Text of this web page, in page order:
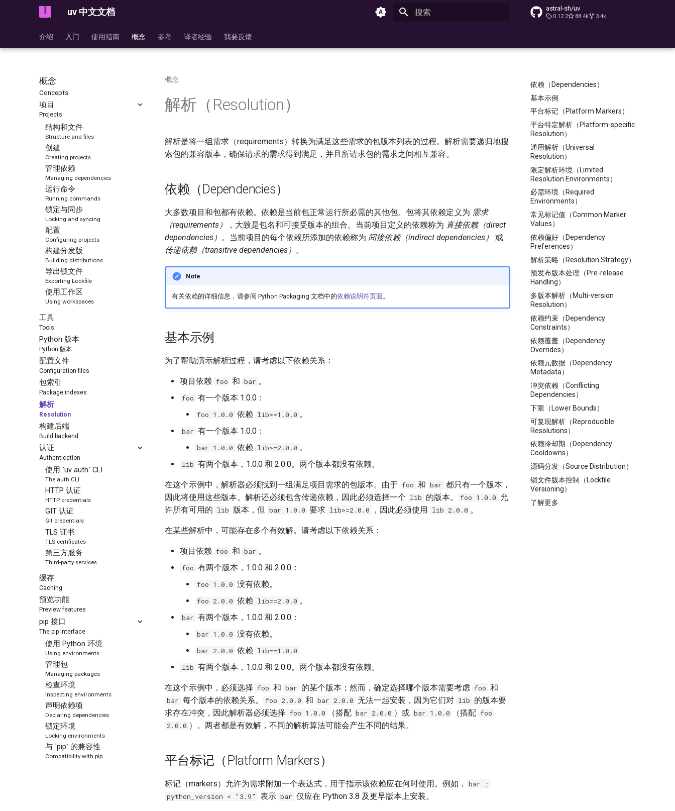
uv 中文文档 astral-sh/uv
0.12.2 88.4k 3.4k
介绍 入门 使用指南 概念 参考 译者经验 我要反馈
概念
Concepts
项目
Projects
结构和文件
Structure and files
创建
Creating projects
管理依赖
Managing dependencies
运行命令
Running commands
锁定与同步
Locking and syncing
配置
Configuring projects
构建分发版
Building distributions
导出锁文件
Exporting Lockfile
使用工作区
Using workspaces
工具
Tools
Python 版本
Python 版本
配置文件
Configuration files
包索引
Package indexes
解析
Resolution
构建后端
Build backend
认证
Authentication
使用 `uv auth` CLI
The auth CLI
HTTP 认证
HTTP credentials
GIT 认证
Git credentials
TLS 证书
TLS certificates
第三方服务
Third-party services
缓存
Caching
预览功能
Preview features
pip 接口
The pip interface
使用 Python 环境
Using environments
管理包
Managing packages
检查环境
Inspecting environments
声明依赖项
Declaring dependencies
锁定环境
Locking environments
与 `pip` 的兼容性
Compatibility with pip
依赖（Dependencies）
基本示例
平台标记（Platform Markers）
平台特定解析（Platform-specific
Resolution）
通用解析（Universal
Resolution）
限定解析环境（Limited
Resolution Environments）
必需环境（Required
Environments）
常见标记值（Common Marker
Values）
依赖偏好（Dependency
Preferences）
解析策略（Resolution Strategy）
预发布版本处理（Pre-release
Handling）
多版本解析（Multi-version
Resolution）
依赖约束（Dependency
Constraints）
依赖覆盖（Dependency
Overrides）
依赖元数据（Dependency
Metadata）
冲突依赖（Conflicting
Dependencies）
下限（Lower Bounds）
可复现解析（Reproducible
Resolutions）
依赖冷却期（Dependency
Cooldowns）
源码分发（Source Distribution）
锁文件版本控制（Lockfile
Versioning）
了解更多
概念
解析（Resolution）
解析是将一组需求（requirements）转换为满足这些需求的包版本列表的过程。解析需要递归地搜
索包的兼容版本，确保请求的需求得到满足，并且所请求包的需求之间相互兼容。
依赖（Dependencies）
大多数项目和包都有依赖。依赖是当前包正常运行所必需的其他包。包将其依赖定义为 需求
（requirements）
，大致是包名和可接受版本的组合。当前项目定义的依赖称为 直接依赖（direct
dependencies） 。当前项目的每个依赖所添加的依赖称为 间接依赖（indirect dependencies）
或
传递依赖（transitive dependencies） 。
Note
有关依赖的详细信息，请参阅 Python Packaging 文档中的依赖说明符页面。
基本示例
为了帮助演示解析过程，请考虑以下依赖关系：
项目依赖 foo 和 bar 。
foo 有一个版本 1.0.0：
foo 1.0.0 依赖 lib>=1.0.0 。
bar 有一个版本 1.0.0：
bar 1.0.0 依赖 lib>=2.0.0 。
lib 有两个版本，1.0.0 和 2.0.0。两个版本都没有依赖。
在这个示例中，解析器必须找到一组满足项目需求的包版本。由于 foo 和 bar 都只有一个版本，
因此将使用这些版本。解析还必须包含传递依赖，因此必须选择一个 lib 的版本。 foo 1.0.0
允
许所有可用的 lib 版本，但 bar 1.0.0 要求 lib>=2.0.0 ，因此必须使用 lib 2.0.0 。
在某些解析中，可能存在多个有效解。请考虑以下依赖关系：
项目依赖 foo 和 bar 。
foo 有两个版本，1.0.0 和 2.0.0：
foo 1.0.0 没有依赖。
foo 2.0.0 依赖 lib==2.0.0 。
bar 有两个版本，1.0.0 和 2.0.0：
bar 1.0.0 没有依赖。
bar 2.0.0 依赖 lib==1.0.0
lib 有两个版本，1.0.0 和 2.0.0。两个版本都没有依赖。
在这个示例中，必须选择 foo 和 bar 的某个版本；然而，确定选择哪个版本需要考虑 foo 和
bar 每个版本的依赖关系。 foo 2.0.0 和 bar 2.0.0 无法一起安装，因为它们对 lib 的版本要
求存在冲突，因此解析器必须选择 foo 1.0.0 （搭配 bar 2.0.0 ）或 bar 1.0.0 （搭配 foo
2.0.0 ）。两者都是有效解，不同的解析算法可能会产生不同的结果。
平台标记（Platform Markers）
标记（markers）允许为需求附加一个表达式，用于指示该依赖应在何时使用。例如，
bar ;
python_version < "3.9"
表示 bar 仅应在 Python 3.8 及更早版本上安装。